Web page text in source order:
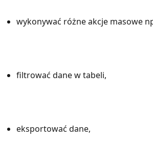
wykonywać różne akcje masowe
filtrować dane w tabeli,
eksportować dane,